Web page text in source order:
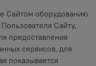
Сайтом оборудованию
Сайту,
предоставления
сервисов, для
показывается